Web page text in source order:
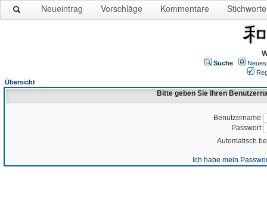
Neueintrag Vorschläge Kommentare Stichworte
Suche
Übersicht
Bitte geben Sie Ihren
Benutzername:
Passwort:
Automatisch
Ich habe mein